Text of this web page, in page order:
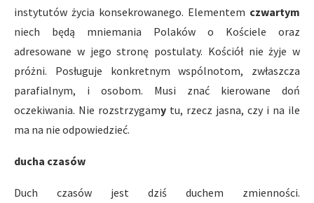
instytutów życia konsekrowanego. Elementem czwartym
niech będą mniemania Polaków o Kościele oraz
adresowane w jego stronę postulaty. Kościół nie żyje w
próżni. Posługuje konkretnym wspólnotom, zwłaszcza
parafialnym, i osobom. Musi znać kierowane doń
oczekiwania. Nie rozstrzygamy tu, rzecz jasna, czy i na ile
ma na nie odpowiedzieć.
ducha czasów
Duch czasów jest dziś duchem zmienności.